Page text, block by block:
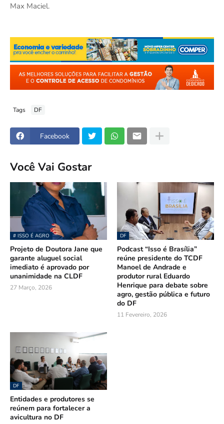
Max Maciel.
Tags DF
Facebook
Você Vai Gostar
# ISSO É AGRO
Projeto de Doutora Jane que
garante aluguel social
imediato é aprovado por
unanimidade na CLDF
27 Março, 2026
DF
Podcast “Isso é Brasília”
reúne presidente do TCDF
Manoel de Andrade e
produtor rural Eduardo
Henrique para debate sobre
agro, gestão pública e futuro
do DF
11 Fevereiro, 2026
DF
Entidades e produtores se
reúnem para fortalecer a
avicultura no DF